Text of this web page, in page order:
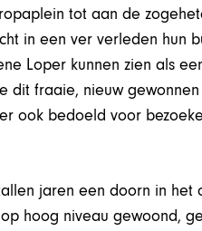
tot aan de
in een ver verleden hun
Loper kunnen zien als
dit fraaie, nieuw
ook bedoeld voor
jaren een doorn in het
hoog niveau gewoond,